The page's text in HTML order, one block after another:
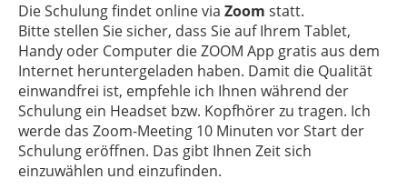
Die Schulung findet online via Zoom statt.
Bitte stellen Sie sicher, dass Sie auf Ihrem Tablet,
Handy oder Computer die ZOOM App gratis aus dem
Internet heruntergeladen haben. Damit die Qualität
einwandfrei ist, empfehle ich Ihnen während der
Schulung ein Headset bzw. Kopfhörer zu tragen. Ich
werde das Zoom-Meeting 10 Minuten vor Start der
Schulung eröffnen. Das gibt Ihnen Zeit sich
einzuwählen und einzufinden.